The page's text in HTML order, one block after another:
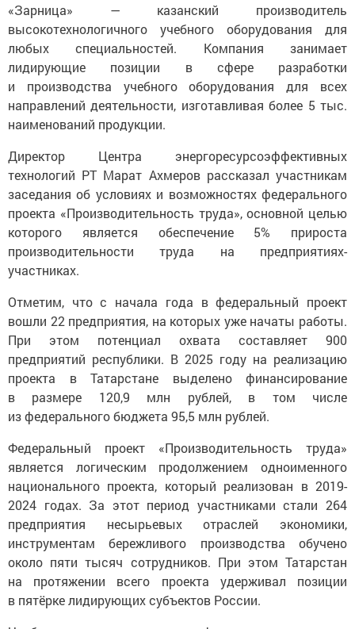
«Зарница» — казанский производитель
высокотехнологичного учебного оборудования для
любых специальностей. Компания занимает
лидирующие позиции в сфере разработки
и производства учебного оборудования для всех
направлений деятельности, изготавливая более 5 тыс.
наименований продукции.
Директор Центра энергоресурсоэффективных
технологий РТ Марат Ахмеров рассказал участникам
заседания об условиях и возможностях федерального
проекта «Производительность труда», основной целью
которого является обеспечение 5% прироста
производительности труда на предприятиях-
участниках.
Отметим, что с начала года в федеральный проект
вошли 22 предприятия, на которых уже начаты работы.
При этом потенциал охвата составляет 900
предприятий республики. В 2025 году на реализацию
проекта в Татарстане выделено финансирование
в размере 120,9 млн рублей, в том числе
из федерального бюджета 95,5 млн рублей.
Федеральный проект «Производительность труда»
является логическим продолжением одноименного
национального проекта, который реализован в 2019-
2024 годах. За этот период участниками стали 264
предприятия несырьевых отраслей экономики,
инструментам бережливого производства обучено
около пяти тысяч сотрудников. При этом Татарстан
на протяжении всего проекта удерживал позиции
в пятёрке лидирующих субъектов России.